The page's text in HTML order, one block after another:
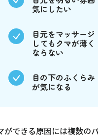
気にしたい
目元をマッサージ
してもクマが薄く
ならない
目の下のふくらみ
が気になる
ができる原因には複数の